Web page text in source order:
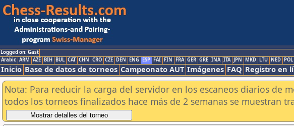
Logged on: Gast
Arabic ARM AZE BIH BUL CAT CHN CRO CZE DEN ENG ESP FAI FIN FRA GER GRE INA ITA JPN MKD LTU NED POL
Inicio Base de datos de torneos Campeonato AUT Imágenes FAQ Registro en
Nota: Para reducir la carga del servidor en los escaneos diarios de
todos los torneos finalizados hace más de 2 semanas se muestran